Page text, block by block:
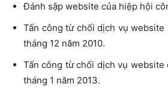
Đánh sập website của hiệp hội
Tấn công từ chối dịch vụ website
tháng 12 năm 2010.
Tấn công từ chối dịch vụ website
tháng 1 năm 2013.